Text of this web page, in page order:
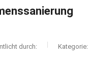
durch: Kategorie: